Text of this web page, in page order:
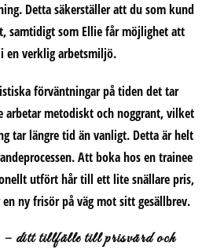
Detta säkerställer att du som kund
samtidigt som Ellie får möjlighet att
en verklig arbetsmiljö.
förväntningar på tiden det tar
arbetar metodiskt och noggrant, vilket
tar längre tid än vanligt. Detta är helt
Att boka hos en trainee
utfört hår till ett lite snällare pris,
ny frisör på väg mot sitt gesällbrev.
ditt tillfälle till prisvärd och